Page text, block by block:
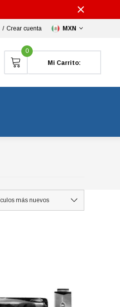
/ Crear cuenta MXN
0
Mi Carrito: